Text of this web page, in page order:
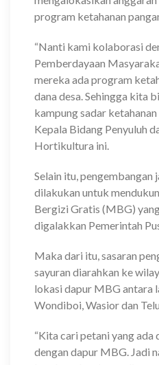
program ketahanan
“Nanti kami kolaborasi
Pemberdayaan
mereka ada program
dana desa. Sehingga kita
kampung sadar
Kepala Bidang Penyuluh
Hortikultura ini.
Selain itu, pengembangan
dilakukan untuk
Bergizi Gratis (MBG)
digalakkan Pemerintah
Maka dari itu, sasaran
sayuran diarahkan ke
lokasi dapur MBG antara
Wondiboi, Wasior dan
“Kita cari petani yang
dengan dapur MBG. Jadi